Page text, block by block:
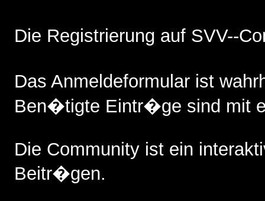
Die Registrierung auf SVV--
Das Anmeldeformular ist
Ben�tigte Eintr�ge sind mit
Die Community ist ein
Beitr�gen.